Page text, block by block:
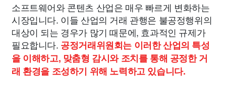
소프트웨어와 콘텐츠 산업은 매우 빠르게 변화하는
시장입니다. 이들 산업의 거래 관행은 불공정행위의
대상이 되는 경우가 많기 때문에, 효과적인 규제가
필요합니다. 공정거래위원회는 이러한 산업의 특성
을 이해하고, 맞춤형 감시와 조치를 통해 공정한 거
래 환경을 조성하기 위해 노력하고 있습니다.